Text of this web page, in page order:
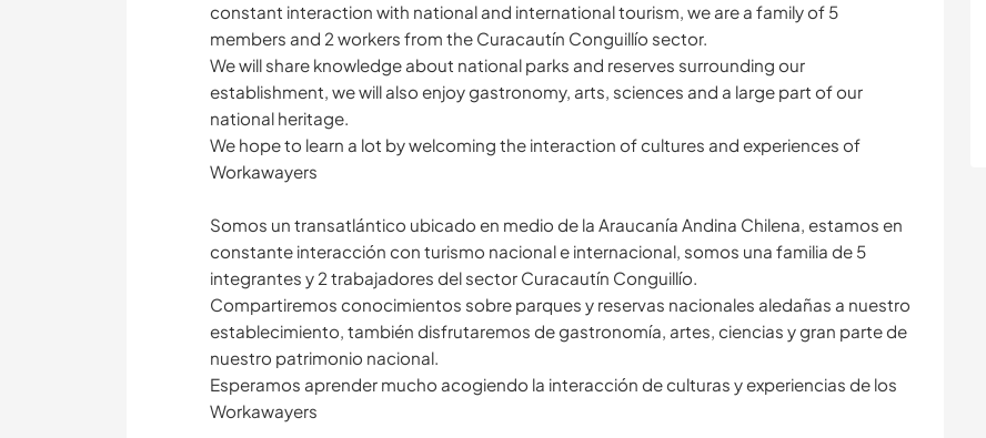
constant interaction with national and international tourism, we are a family of 5
members and 2 workers from the Curacautín Conguillío sector.
We will share knowledge about national parks and reserves surrounding our
establishment, we will also enjoy gastronomy, arts, sciences and a large part of our
national heritage.
We hope to learn a lot by welcoming the interaction of cultures and experiences of
Workawayers
Somos un transatlántico ubicado en medio de la Araucanía Andina Chilena, estamos en
constante interacción con turismo nacional e internacional, somos una familia de 5
integrantes y 2 trabajadores del sector Curacautín Conguillío.
Compartiremos conocimientos sobre parques y reservas nacionales aledañas a nuestro
establecimiento, también disfrutaremos de gastronomía, artes, ciencias y gran parte de
nuestro patrimonio nacional.
Esperamos aprender mucho acogiendo la interacción de culturas y experiencias de los
Workawayers